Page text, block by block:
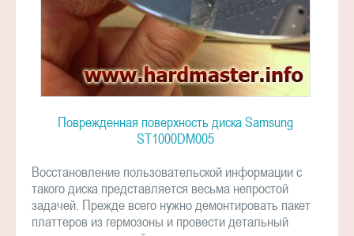
Поврежденная поверхность диска Samsung
ST1000DM005
Восстановление пользовательской информации с
такого диска представляется весьма непростой
задачей. Прежде всего нужно демонтировать пакет
платтеров из гермозоны и провести детальный